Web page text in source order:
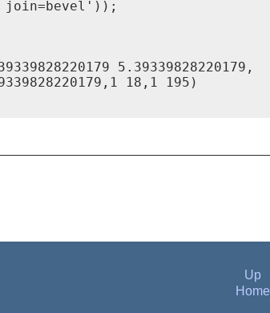
5.39339828220179,
18,1 195)
Up
Home